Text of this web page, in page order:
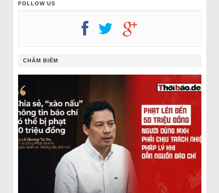
FOLLOW US
CHÂM BIẾM